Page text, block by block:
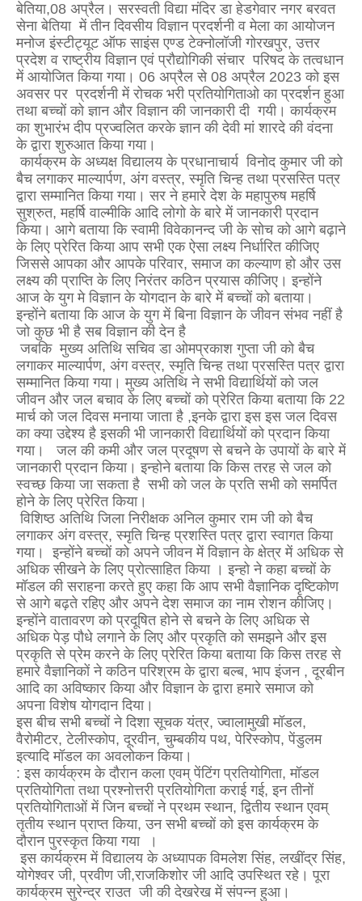
बेतिया,08 अप्रैल। सरस्वती विद्या मंदिर डा हेडगेवार नगर बरवत
सेना बेतिया में तीन दिवसीय विज्ञान प्रदर्शनी व मेला का आयोजन
मनोज इंस्टीट्यूट ऑफ साइंस एण्ड टेक्नोलॉजी गोरखपुर, उत्तर
प्रदेश व राष्ट्रीय विज्ञान एवं प्रौद्योगिकी संचार परिषद के तत्वधान
में आयोजित किया गया। 06 अप्रैल से 08 अप्रैल 2023 को इस
अवसर पर प्रदर्शनी में रोचक भरी प्रतियोगिताओ का प्रदर्शन हुआ
तथा बच्चों को ज्ञान और विज्ञान की जानकारी दी गयी। कार्यक्रम
का शुभारंभ दीप प्रज्वलित करके ज्ञान की देवी मां शारदे की वंदना
के द्वारा शुरुआत किया गया।
कार्यक्रम के अध्यक्ष विद्यालय के प्रधानाचार्य विनोद कुमार जी को
बैच लगाकर माल्यार्पण, अंग वस्त्र, स्मृति चिन्ह तथा प्रसस्ति पत्र
द्वारा सम्मानित किया गया। सर ने हमारे देश के महापुरुष महर्षि
सुश्रुत, महर्षि वाल्मीकि आदि लोगो के बारे में जानकारी प्रदान
किया। आगे बताया कि स्वामी विवेकानन्द जी के सोच को आगे बढ़ाने
के लिए प्रेरित किया आप सभी एक ऐसा लक्ष्य निर्धारित कीजिए
जिससे आपका और आपके परिवार, समाज का कल्याण हो और उस
लक्ष्य की प्राप्ति के लिए निरंतर कठिन प्रयास कीजिए। इन्होंने
आज के युग मे विज्ञान के योगदान के बारे में बच्चों को बताया।
इन्होंने बताया कि आज के युग में बिना विज्ञान के जीवन संभव नहीं है
जो कुछ भी है सब विज्ञान की देन है
जबकि मुख्य अतिथि सचिव डा ओमप्रकाश गुप्ता जी को बैच
लगाकर माल्यार्पण, अंग वस्त्र, स्मृति चिन्ह तथा प्रसस्ति पत्र द्वारा
सम्मानित किया गया। मुख्य अतिथि ने सभी विद्यार्थियों को जल
जीवन और जल बचाव के लिए बच्चों को प्रेरित किया बताया कि 22
मार्च को जल दिवस मनाया जाता है ,इनके द्वारा इस इस जल दिवस
का क्या उद्देश्य है इसकी भी जानकारी विद्यार्थियों को प्रदान किया
गया। जल की कमी और जल प्रदूषण से बचने के उपायों के बारे में
जानकारी प्रदान किया। इन्होने बताया कि किस तरह से जल को
स्वच्छ किया जा सकता है सभी को जल के प्रति सभी को समर्पित
होने के लिए प्रेरित किया।
विशिष्ठ अतिथि जिला निरीक्षक अनिल कुमार राम जी को बैच
लगाकर अंग वस्त्र, स्मृति चिन्ह प्रशस्ति पत्र द्वारा स्वागत किया
गया। इन्होंने बच्चों को अपने जीवन में विज्ञान के क्षेत्र में अधिक से
अधिक सीखने के लिए प्रोत्साहित किया । इन्हो ने कहा बच्चों के
मॉडल की सराहना करते हुए कहा कि आप सभी वैज्ञानिक दृष्टिकोण
से आगे बढ़ते रहिए और अपने देश समाज का नाम रोशन कीजिए।
इन्होंने वातावरण को प्रदूषित होने से बचने के लिए अधिक से
अधिक पेड़ पौधे लगाने के लिए और प्रकृति को समझने और इस
प्रकृति से प्रेम करने के लिए प्रेरित किया बताया कि किस तरह से
हमारे वैज्ञानिकों ने कठिन परिश्रम के द्वारा बल्ब, भाप इंजन , दूरबीन
आदि का अविष्कार किया और विज्ञान के द्वारा हमारे समाज को
अपना विशेष योगदान दिया।
इस बीच सभी बच्चों ने दिशा सूचक यंत्र, ज्वालामुखी मॉडल,
वैरोमीटर, टेलीस्कोप, दूरवीन, चुम्बकीय पथ, पेरिस्कोप, पेंडुलम
इत्यादि मॉडल का अवलोकन किया।
: इस कार्यक्रम के दौरान कला एवम् पेंटिंग प्रतियोगिता, मॉडल
प्रतियोगिता तथा प्रश्नोत्तरी प्रतियोगिता कराई गई, इन तीनों
प्रतियोगिताओं में जिन बच्चों ने प्रथम स्थान, द्वितीय स्थान एवम्
तृतीय स्थान प्राप्त किया, उन सभी बच्चों को इस कार्यक्रम के
दौरान पुरस्कृत किया गया ।
इस कार्यक्रम में विद्यालय के अध्यापक विमलेश सिंह, लखींद्र सिंह,
योगेश्वर जी, प्रवीण जी,राजकिशोर जी आदि उपस्थित रहे। पूरा
कार्यक्रम सुरेन्द्र राउत जी की देखरेख में संपन्न हुआ।